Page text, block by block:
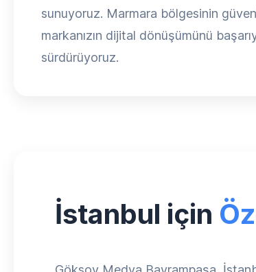
sunuyoruz. Marmara bölgesinin
markanızın dijital dönüşümünü
sürdürüyoruz.
İstanbul için